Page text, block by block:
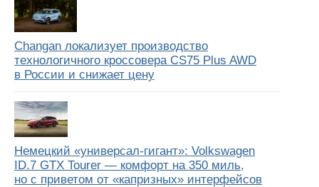
Changan локализует производство
технологичного кроссовера CS75 Plus AWD
в России и снижает цену
Немецкий «универсал-гигант»: Volkswagen
ID.7 GTX Tourer — комфорт на 350 миль,
но с приветом от «капризных» интерфейсов